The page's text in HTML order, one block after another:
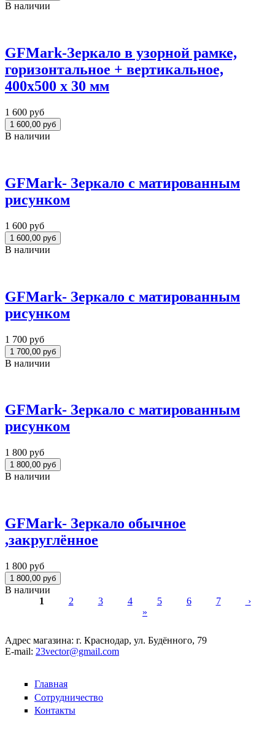
В наличии
GFMark-Зеркало в узорной рамке,
горизонтальное + вертикальное,
400х500 х 30 мм
1 600 руб
В наличии
GFMark- Зеркало с матированным
рисунком
1 600 руб
В наличии
GFMark- Зеркало с матированным
рисунком
1 700 руб
В наличии
GFMark- Зеркало с матированным
рисунком
1 800 руб
В наличии
GFMark- Зеркало обычное
,закруглённое
1 800 руб
В наличии
1 2 3 4 5 6 7
›
»
Адрес магазина: г. Краснодар, ул. Будённого, 79
E-mail: 23vector@gmail.com
Главная
Сотрудничество
Контакты